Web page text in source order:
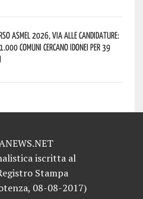
Asmel 2026, via alle candidature:
Comuni cercano idonei per 39
iscritta al
Stampa
08-08-2017)